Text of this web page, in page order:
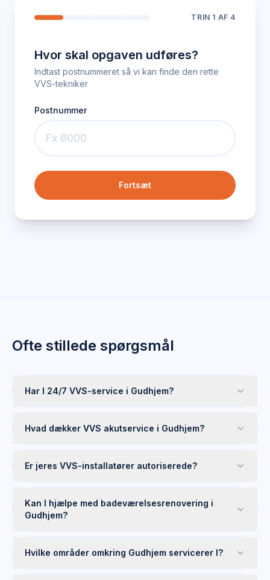
TRIN 1 AF 4
Hvor skal opgaven udføres?
Indtast postnummeret så vi kan finde den rette
VVS-tekniker
Postnummer
Fortsæt
Ofte stillede spørgsmål
Har I 24/7 VVS-service i Gudhjem?
Hvad dækker VVS akutservice i Gudhjem?
Er jeres VVS-installatører autoriserede?
Kan I hjælpe med badeværelsesrenovering i
Gudhjem?
Hvilke områder omkring Gudhjem servicerer I?